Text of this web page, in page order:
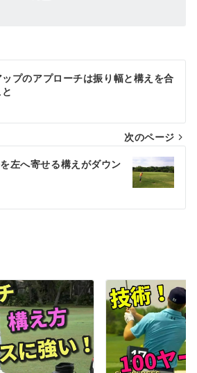
ップのアプローチは振り幅と構えを合
次のページ
左へ寄せる構えがダウン